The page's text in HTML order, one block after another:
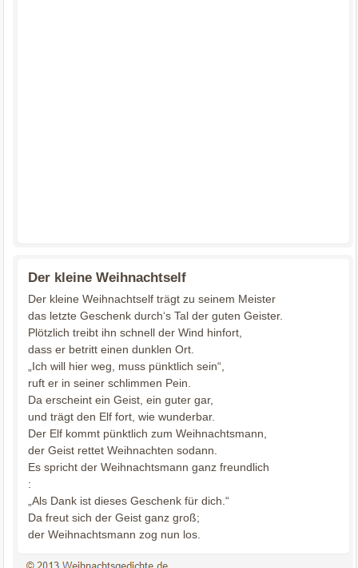
Der kleine Weihnachtself
Der kleine Weihnachtself trägt zu seinem Meister
das letzte Geschenk durch‘s Tal der guten Geister.
Plötzlich treibt ihn schnell der Wind hinfort,
dass er betritt einen dunklen Ort.
„Ich will hier weg, muss pünktlich sein“,
ruft er in seiner schlimmen Pein.
Da erscheint ein Geist, ein guter gar,
und trägt den Elf fort, wie wunderbar.
Der Elf kommt pünktlich zum Weihnachtsmann,
der Geist rettet Weihnachten sodann.
Es spricht der Weihnachtsmann ganz freundlich
:
„Als Dank ist dieses Geschenk für dich.“
Da freut sich der Geist ganz groß;
der Weihnachtsmann zog nun los.